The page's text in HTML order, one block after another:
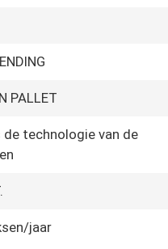
PALLET
de technologie van de
jaar